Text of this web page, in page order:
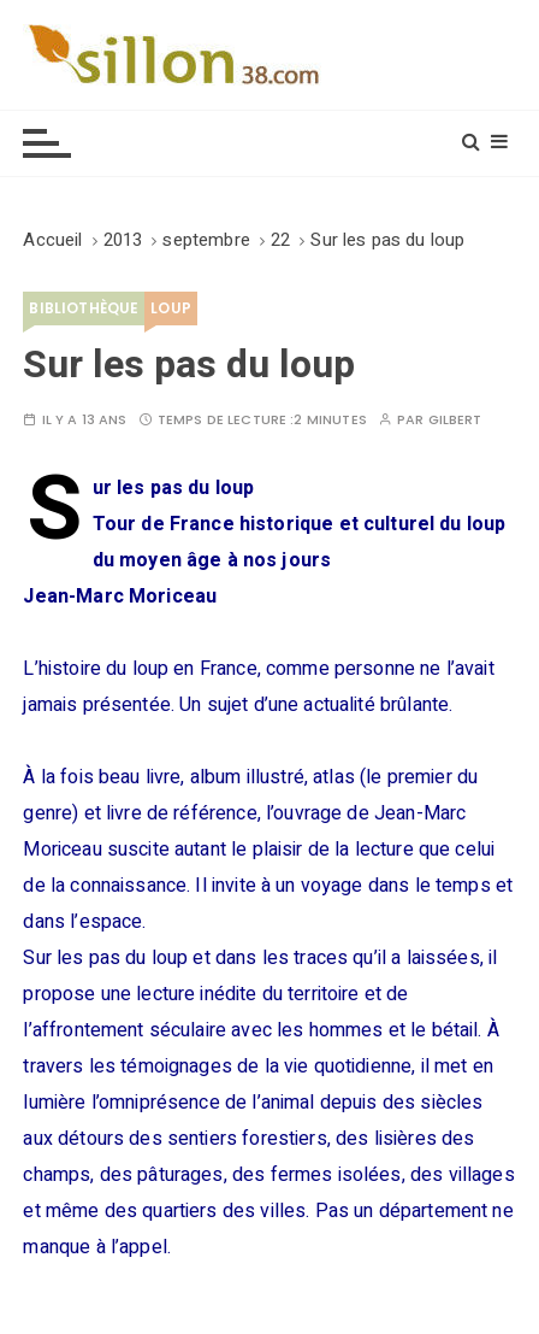
Accueil 2013 septembre 22 Sur les pas du loup
BIBLIOTHÈQUE LOUP
Sur les pas du loup
IL Y A 13 ANS TEMPS DE LECTURE :2 MINUTES PAR GILBERT
S ur les pas du loup
Tour de France historique et culturel du loup
du moyen âge à nos jours
Jean-Marc Moriceau
L’histoire du loup en France, comme personne ne l’avait
jamais présentée. Un sujet d’une actualité brûlante.
À la fois beau livre, album illustré, atlas (le premier du
genre) et livre de référence, l’ouvrage de Jean-Marc
Moriceau suscite autant le plaisir de la lecture que celui
de la connaissance. Il invite à un voyage dans le temps et
dans l’espace.
Sur les pas du loup et dans les traces qu’il a laissées, il
propose une lecture inédite du territoire et de
l’affrontement séculaire avec les hommes et le bétail. À
travers les témoignages de la vie quotidienne, il met en
lumière l’omniprésence de l’animal depuis des siècles
aux détours des sentiers forestiers, des lisières des
champs, des pâturages, des fermes isolées, des villages
et même des quartiers des villes. Pas un département ne
manque à l’appel.